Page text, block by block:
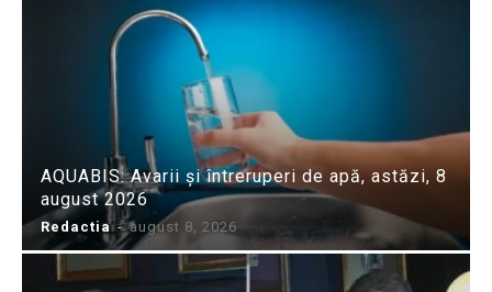
AQUABIS: Avarii și întreruperi de apă, astăzi, 8
august 2026
Redactia - august 8, 2026